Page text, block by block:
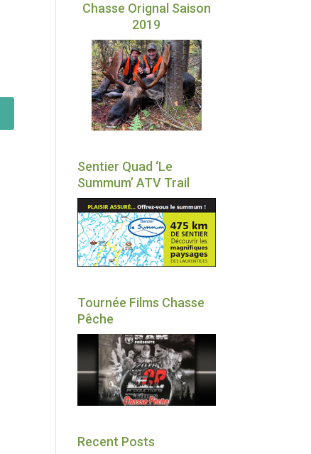
Chasse Orignal Saison
2019
Sentier Quad ‘Le
Summum’ ATV Trail
Tournée Films Chasse
Pêche
Recent Posts